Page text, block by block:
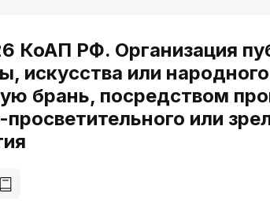
КоАП РФ. Организация
искусства или
брань, посредством
просветительного или